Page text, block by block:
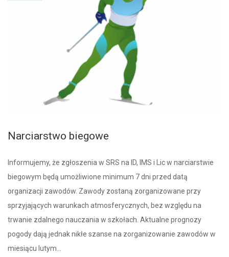
Narciarstwo biegowe
Informujemy, że zgłoszenia w SRS na ID, IMS i Lic w narciarstwie
biegowym będą umożliwione minimum 7 dni przed datą
organizacji zawodów. Zawody zostaną zorganizowane przy
sprzyjających warunkach atmosferycznych, bez względu na
trwanie zdalnego nauczania w szkołach. Aktualne prognozy
pogody dają jednak nikłe szanse na zorganizowanie zawodów w
miesiącu lutym…